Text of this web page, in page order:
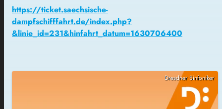
https://ticket.saechsische-
dampfschifffahrt.de/index.php?
&linie_id=231&hinfahrt_datum=1630706400
Dresdner Sinfoniker